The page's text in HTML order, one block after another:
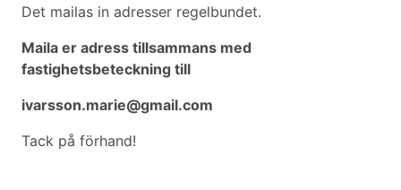
Det mailas in adresser regelbundet.
Maila er adress tillsammans med
fastighetsbeteckning till
ivarsson.marie@gmail.com
Tack på förhand!